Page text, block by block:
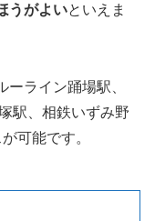
うがよいといえま
ライン踊場駅、
駅、相鉄いずみ野
可能です。